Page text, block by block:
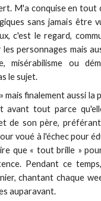
M'a conquise en tout
sans jamais être
c'est le regard,
personnages mais
misérabilisme ou
le sujet.
mais finalement aussi la
avant tout parce
de son père,
voué à l'échec pour
que « tout brille »
Pendant ce
chantant chaque
auparavant.